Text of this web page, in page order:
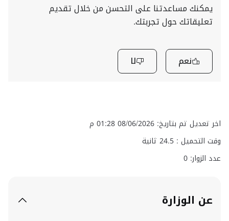
يمكنك مساعدتنا على التحسن من خلال تقديم
تعليقاتك حول تجربتك.
نعم لا
اخر تعديل تم بتاريخ: 08/06/2026 01:28 م
وقت التحميل : 24.5 ثانية
عدد الزوار: 0
عن الوزارة